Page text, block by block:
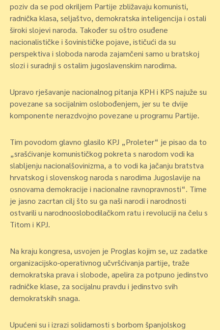
poziv da se pod okriljem Partije zbližavaju komunisti,
radnička klasa, seljaštvo, demokratska inteligencija i ostali
široki slojevi naroda. Također su oštro osuđene
nacionalističke i šovinističke pojave, ističući da su
perspektiva i sloboda naroda zajamčeni samo u bratskoj
slozi i suradnji s ostalim jugoslavenskim narodima.
Upravo rješavanje nacionalnog pitanja KPH i KPS najuže su
povezane sa socijalnim oslobođenjem, jer su te dvije
komponente nerazdvojno povezane u programu Partije.
Tim povodom glavno glasilo KPJ „Proleter“ je pisao da to
„srašćivanje komunističkog pokreta s narodom vodi ka
slabljenju nacionalšovinizma, a to vodi ka jačanju bratstva
hrvatskog i slovenskog naroda s narodima Jugoslavije na
osnovama demokracije i nacionalne ravnopravnosti“. Time
je jasno zacrtan cilj što su ga naši narodi i narodnosti
ostvarili u narodnooslobodilačkom ratu i revoluciji na čelu s
Titom i KPJ.
Na kraju kongresa, usvojen je Proglas kojim se, uz zadatke
organizacijsko-operativnog učvršćivanja partije, traže
demokratska prava i slobode, apelira za potpuno jedinstvo
radničke klase, za socijalnu pravdu i jedinstvo svih
demokratskih snaga.
Upućeni su i izrazi solidarnosti s borbom španjolskog